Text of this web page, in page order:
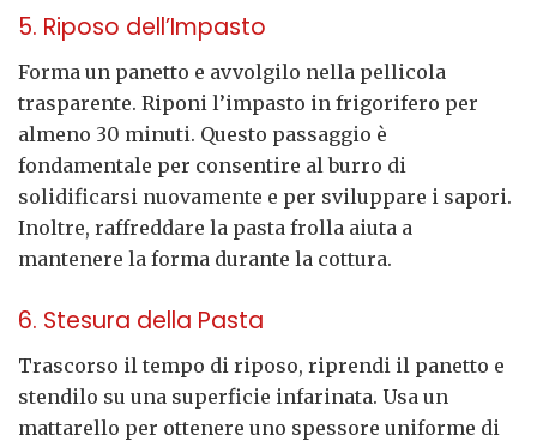
5. Riposo dell’Impasto
Forma un panetto e avvolgilo nella pellicola
trasparente. Riponi l’impasto in frigorifero per
almeno 30 minuti. Questo passaggio è
fondamentale per consentire al burro di
solidificarsi nuovamente e per sviluppare i sapori.
Inoltre, raffreddare la pasta frolla aiuta a
mantenere la forma durante la cottura.
6. Stesura della Pasta
Trascorso il tempo di riposo, riprendi il panetto e
stendilo su una superficie infarinata. Usa un
mattarello per ottenere uno spessore uniforme di